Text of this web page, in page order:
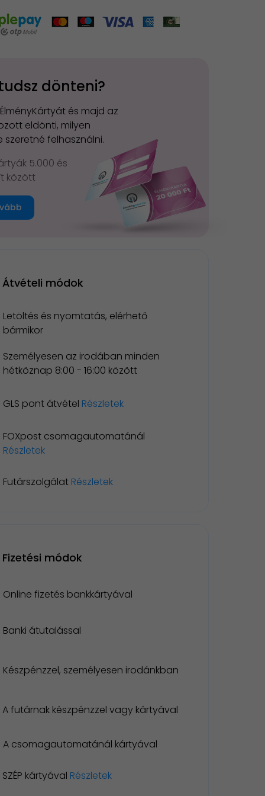
dönteni?
és majd az
eldönti, milyen
szeretné felhasználni.
5.000 és
között
Átvételi módok
Letöltés és nyomtatás, elérhető
bármikor
Személyesen az irodában minden
hétköznap 8:00 - 16:00 között
GLS pont átvétel Részletek
FOXpost csomagautomatánál
Részletek
Futárszolgálat Részletek
Fizetési módok
Online fizetés bankkártyával
Banki átutalással
Készpénzzel, személyesen irodánkban
A futárnak készpénzzel vagy kártyával
A csomagautomatánál kártyával
SZÉP kártyával Részletek